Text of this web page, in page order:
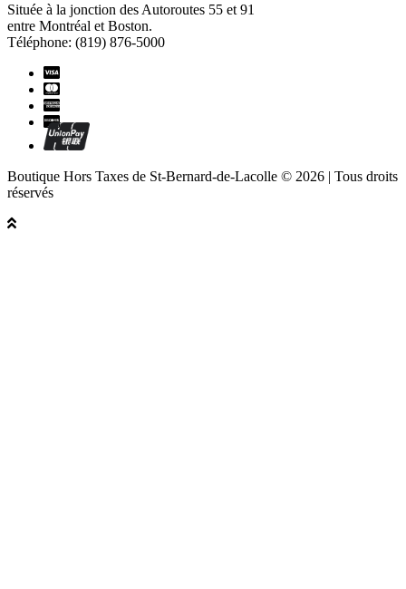
Située à la jonction des Autoroutes 55 et 91
entre Montréal et Boston.
Téléphone: (819) 876-5000
Boutique Hors Taxes de St-Bernard-de-Lacolle © 2026 | Tous droits
réservés